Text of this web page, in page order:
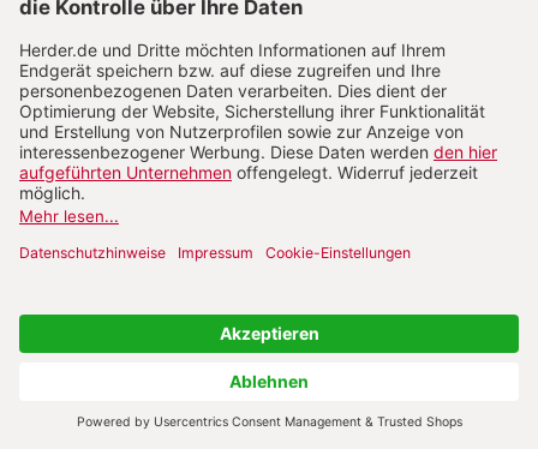
abgeschnitten hat ne, also das sind alles so ne
Sachen, die ja passieren. Und wir haben ja auch
selber unsere eigenen Bedürfnisse, da muss ich
eben auch schmunzeln, weil ich mir gedacht
hab, Kinder kommen ja immer mal wieder,
so ein 2 3 Bücher schaffe ich mal, aber je
nachdem, wenn meine Tagesform irgendwie